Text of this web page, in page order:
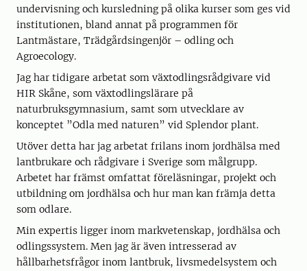
undervisning och kursledning på olika kurser som ges vid
institutionen, bland annat på programmen för
Lantmästare, Trädgårdsingenjör – odling och
Agroecology.
Jag har tidigare arbetat som växtodlingsrådgivare vid
HIR Skåne, som växtodlingslärare på
naturbruksgymnasium, samt som utvecklare av
konceptet ”Odla med naturen” vid Splendor plant.
Utöver detta har jag arbetat frilans inom jordhälsa med
lantbrukare och rådgivare i Sverige som målgrupp.
Arbetet har främst omfattat föreläsningar, projekt och
utbildning om jordhälsa och hur man kan främja detta
som odlare.
Min expertis ligger inom markvetenskap, jordhälsa och
odlingssystem. Men jag är även intresserad av
hållbarhetsfrågor inom lantbruk, livsmedelsystem och